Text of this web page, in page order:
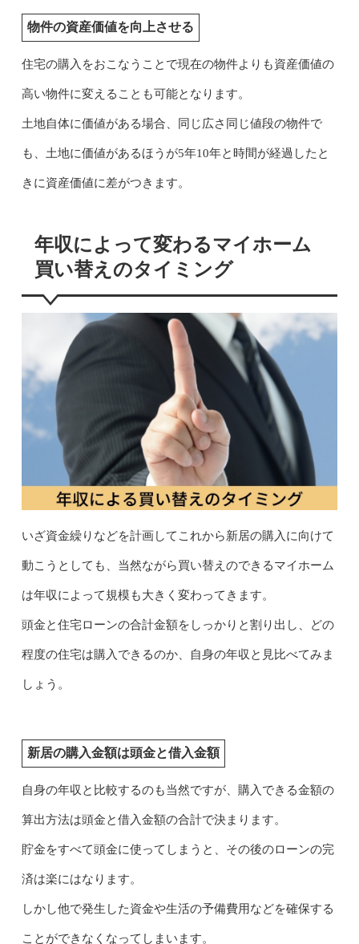
物件の資産価値を向上させる
住宅の購入をおこなうことで現在の物件よりも資産価値の
高い物件に変えることも可能となります。
土地自体に価値がある場合、同じ広さ同じ値段の物件で
も、土地に価値があるほうが5年10年と時間が経過したと
きに資産価値に差がつきます。
年収によって変わるマイホーム
買い替えのタイミング
いざ資金繰りなどを計画してこれから新居の購入に向けて
動こうとしても、当然ながら買い替えのできるマイホーム
は年収によって規模も大きく変わってきます。
頭金と住宅ローンの合計金額をしっかりと割り出し、どの
程度の住宅は購入できるのか、自身の年収と見比べてみま
しょう。
新居の購入金額は頭金と借入金額
自身の年収と比較するのも当然ですが、購入できる金額の
算出方法は頭金と借入金額の合計で決まります。
貯金をすべて頭金に使ってしまうと、その後のローンの完
済は楽にはなります。
しかし他で発生した資金や生活の予備費用などを確保する
ことができなくなってしまいます。